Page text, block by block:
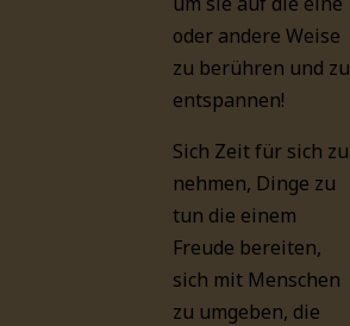
oder andere Weise
zu berühren und zu
entspannen!
Sich Zeit für sich zu
nehmen, Dinge zu
tun die einem
Freude bereiten,
sich mit Menschen
zu umgeben, die